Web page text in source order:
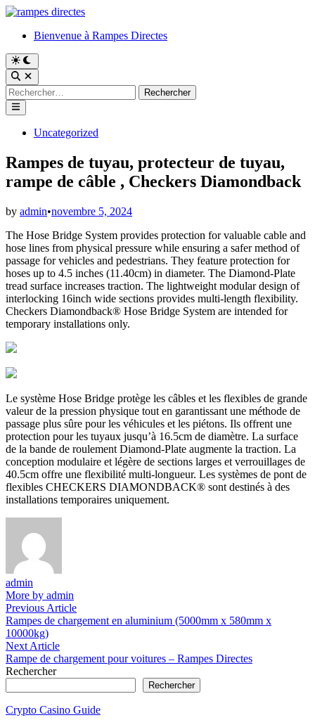
Skip
contentBienvenue à Rampes Directes
Switch
to
dark
mode
Open
Search
Rechercher :
Main
Menu
PostedUncategorized
Rampes de tuyau, protecteur de tuyau,
rampe de câble , Checkers Diamondback
by admin•novembre 5, 2024
The Hose Bridge System provides protection for valuable cable and
hose lines from physical pressure while ensuring a safer method of
passage for vehicles and pedestrians. They feature protection for
hoses up to 4.5 inches (11.40cm) in diameter. The Diamond-Plate
tread surface increases traction. The lightweight modular design of
interlocking 16inch wide sections provides multi-length flexibility.
Checkers Diamondback® Hose Bridge System are intended for
temporary installations only.
Le système Hose Bridge protège les câbles et les flexibles de grande
valeur de la pression physique tout en garantissant une méthode de
passage plus sûre pour les véhicules et les piétons. Ils offrent une
protection pour les tuyaux jusqu’à 16.5cm de diamètre. La surface
de la bande de roulement Diamond-Plate augmente la traction. La
conception modulaire et légère de sections larges et verrouillages de
40.5cm offre une flexibilité multi-longueur. Les systèmes de pont de
flexibles CHECKERS DIAMONDBACK® sont destinés à des
installations temporaires uniquement.
admin
More by admin
Navigation
de
l’article
Previous ArticlePrevious
article:
Rampes de chargement en aluminium (5000mm x 580mm x
10000kg)
Next ArticleNext
article:
Rampe de chargement pour voitures – Rampes Directes
Rechercher
Rechercher
Crypto Casino Guide